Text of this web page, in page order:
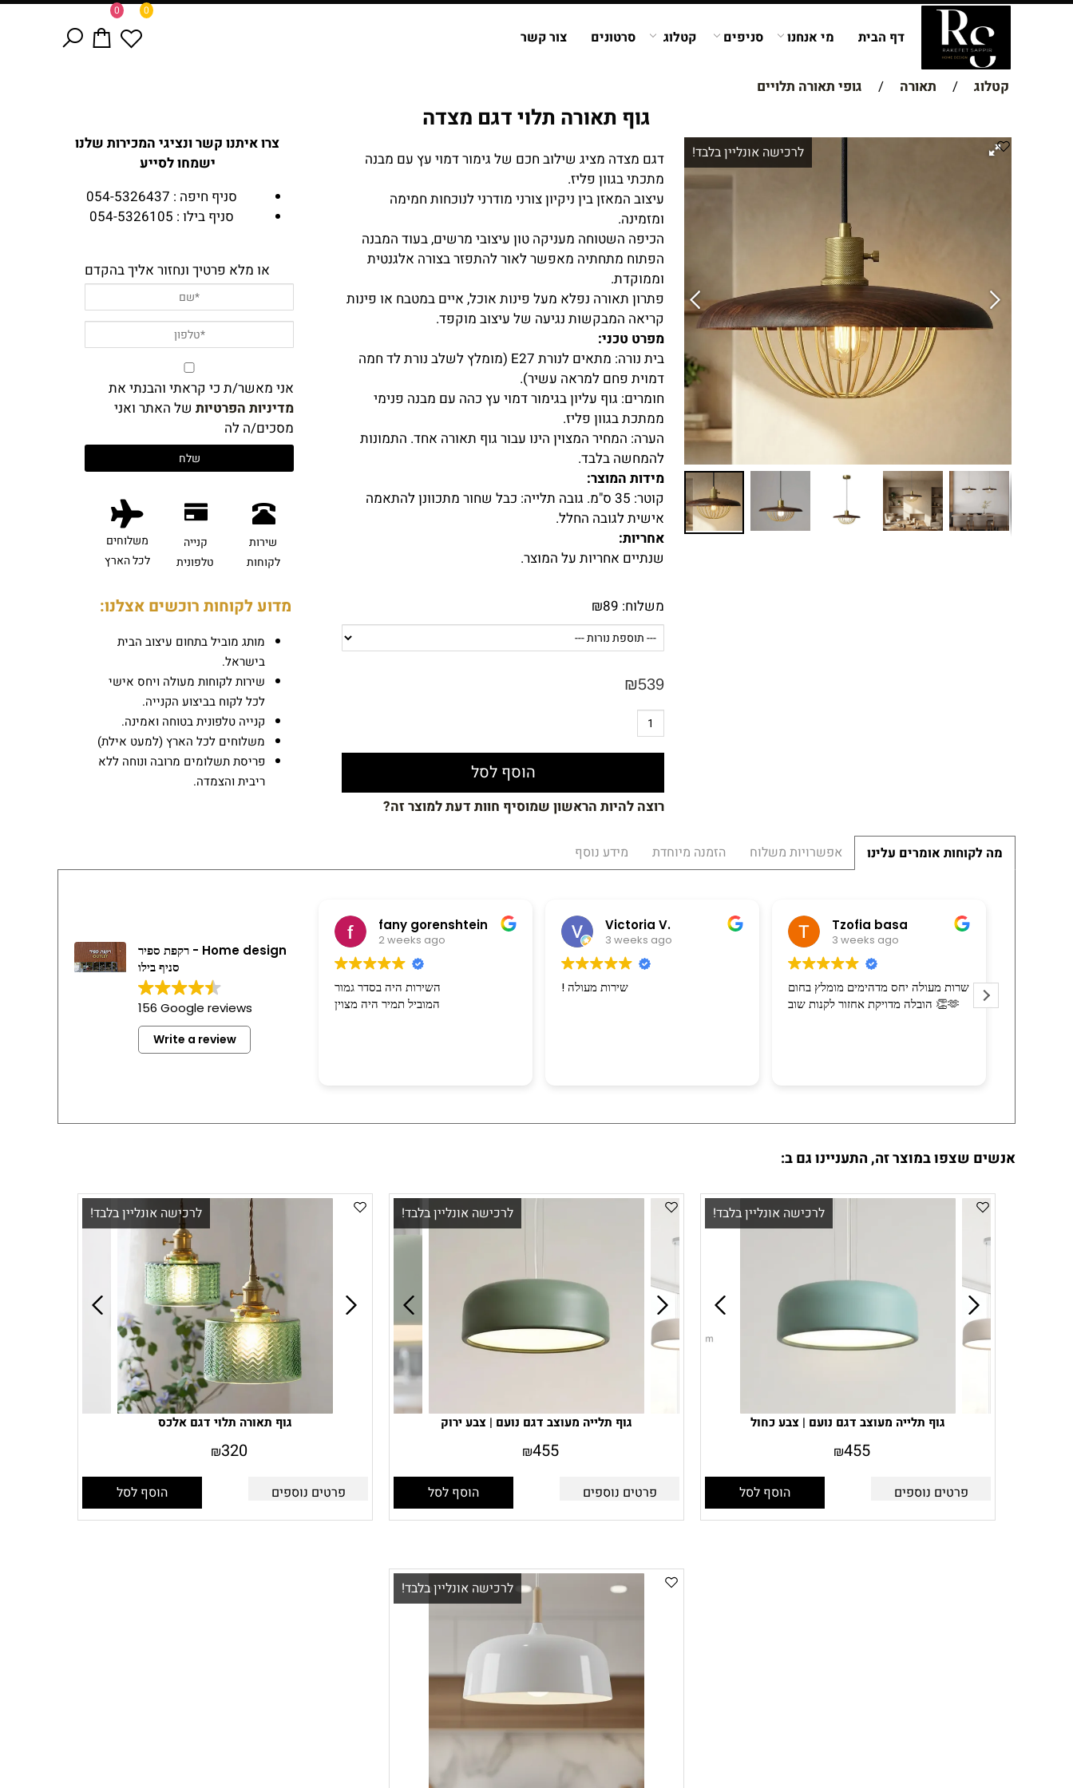
0 0
דף הבית מי אנחנו סניפים קטלוג סרטונים צור קשר
קטלוג / תאורה / גופי תאורה תלויים
גוף תאורה תלוי דגם מצדה
לרכישה אונליין בלבד!
דגם מצדה מציג שילוב חכם של גימור דמוי עץ עם מבנה
מתכתי בגוון פליז.
עיצוב המאזן בין ניקיון צורני מודרני לנוכחות חמימה
ומזמינה.
הכיפה השטוחה מעניקה טון עיצובי מרשים, בעוד המבנה
הפתוח מתחתיה מאפשר לאור להתפזר בצורה אלגנטית
וממוקדת.
פתרון תאורה נפלא מעל פינות אוכל, איים במטבח או פינות
קריאה המבקשות נגיעה של עיצוב מוקפד.
מפרט טכני:
בית נורה: מתאים לנורת E27 (מומלץ לשלב נורת לד חמה
דמוית פחם למראה עשיר).
חומרים: גוף עליון בגימור דמוי עץ כהה עם מבנה פנימי
ממתכת בגוון פליז.
הערה: המחיר המצוין הינו עבור גוף תאורה אחד. התמונות
להמחשה בלבד.
מידות המוצר:
קוטר: 35 ס"מ. גובה תלייה: כבל שחור מתכוונן להתאמה
אישית לגובה החלל.
אחריות:
שנתיים אחריות על המוצר.
משלוח: ₪89
₪539
הוסף לסל
רוצה להיות הראשון שמוסיף חוות דעת למוצר זה?
צרו איתנו קשר ונציגי המכירות שלנו
ישמחו לסייע
סניף חיפה : 054-5326437
סניף בילו : 054-5326105
או מלא פרטיך ונחזור אליך בהקדם
אני מאשר/ת כי קראתי והבנתי את
מדיניות הפרטיות של האתר ואני
מסכים/ה לה
שירות
לקוחות
קנייה
טלפונית
משלוחים
לכל הארץ
מדוע לקוחות רוכשים אצלנו:
מותג מוביל בתחום עיצוב הבית
בישראל.
שירות לקוחות מעולה ויחס אישי
לכל לקוח בביצוע הקנייה.
קנייה טלפונית בטוחה ואמינה.
משלוחים לכל הארץ (למעט אילת)
פריסת תשלומים מרובה ונוחה ללא
ריבית והצמדה.
מה לקוחות אומרים עלינו אפשרויות משלוח הזמנה מיוחדת מידע נוסף
רקפת ספיר - Home design
סניף בילו
156 Google reviews
Write a review
fany gorenshtein
2 weeks ago
השירות היה בסדר גמור
המוביל תמיר היה מצוין
Victoria V.
3 weeks ago
! שירות מעולה
Tzofia basa
3 weeks ago
שרות מעולה יחס מדהימים מומלץ בחום
הובלה מדויקת אחזור לקנות שוב 👏🫶
אנשים שצפו במוצר זה, התעניינו גם ב:
לרכישה אונליין בלבד!
גוף תלייה מעוצב דגם נועם | צבע כחול
₪455
פרטים נוספים הוסף לסל
לרכישה אונליין בלבד!
גוף תלייה מעוצב דגם נועם | צבע ירוק
₪455
פרטים נוספים הוסף לסל
לרכישה אונליין בלבד!
גוף תאורה תלוי דגם אלכס
₪320
פרטים נוספים הוסף לסל
לרכישה אונליין בלבד!